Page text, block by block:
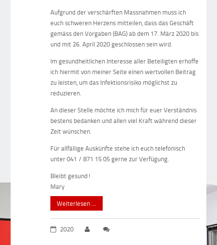
Aufgrund der verschärften Massnahmen muss ich
euch schweren Herzens mitteilen, dass das Geschäft
gemäss den Vorgaben (BAG) ab dem 17. März 2020 bis
und mit 26. April 2020 geschlossen sein wird.
Im gesundheitlichen Interesse aller Beteiligten erhoffe
ich hiermit von meiner Seite einen wertvollen Beitrag
zu leisten, um das Infektionsrisiko möglichst zu
reduzieren.
An dieser Stelle möchte ich mich für euer Verständnis
bestens bedanken und allen viel Kraft während dieser
Zeit wünschen.
Für allfällige Auskünfte stehe ich euch telefonisch
unter 041 / 871 15 05 gerne zur Verfügung.
Bleibt gesund!
Mary
Weiterlesen …
2020